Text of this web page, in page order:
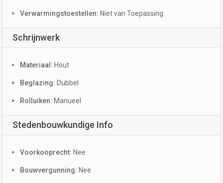
Verwarmingstoestellen: Niet van Toepassing
Schrijnwerk
Materiaal: Hout
Beglazing: Dubbel
Rolluiken: Manueel
Stedenbouwkundige Info
Voorkooprecht: Nee
Bouwvergunning: Nee